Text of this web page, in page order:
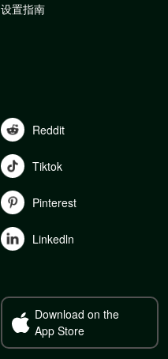
设置指南
Reddit
Tiktok
Pinterest
Linkedln
Download on the
App Store